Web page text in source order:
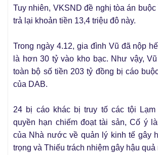
Tuy nhiên, VKSND đề nghị tòa án buộc
trả lại khoản tiền 13,4 triệu đô này.
Trong ngày 4.12, gia đình Vũ đã nộp
là hơn 30 tỷ vào kho bạc. Như vậy, Vũ
toàn bộ số tiền 203 tỷ đồng bị cáo
của DAB.
24 bị cáo khác bị truy tố các tội
quyền hạn chiếm đoạt tài sản, Cố ý
của Nhà nước về quản lý kinh tế gây
trọng và Thiếu trách nhiệm gây hậu quả